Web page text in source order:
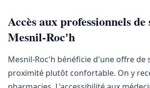
Accès aux professionnels de
Mesnil-Roc'h
Mesnil-Roc'h bénéficie d'une offre de
proximité plutôt confortable. On y